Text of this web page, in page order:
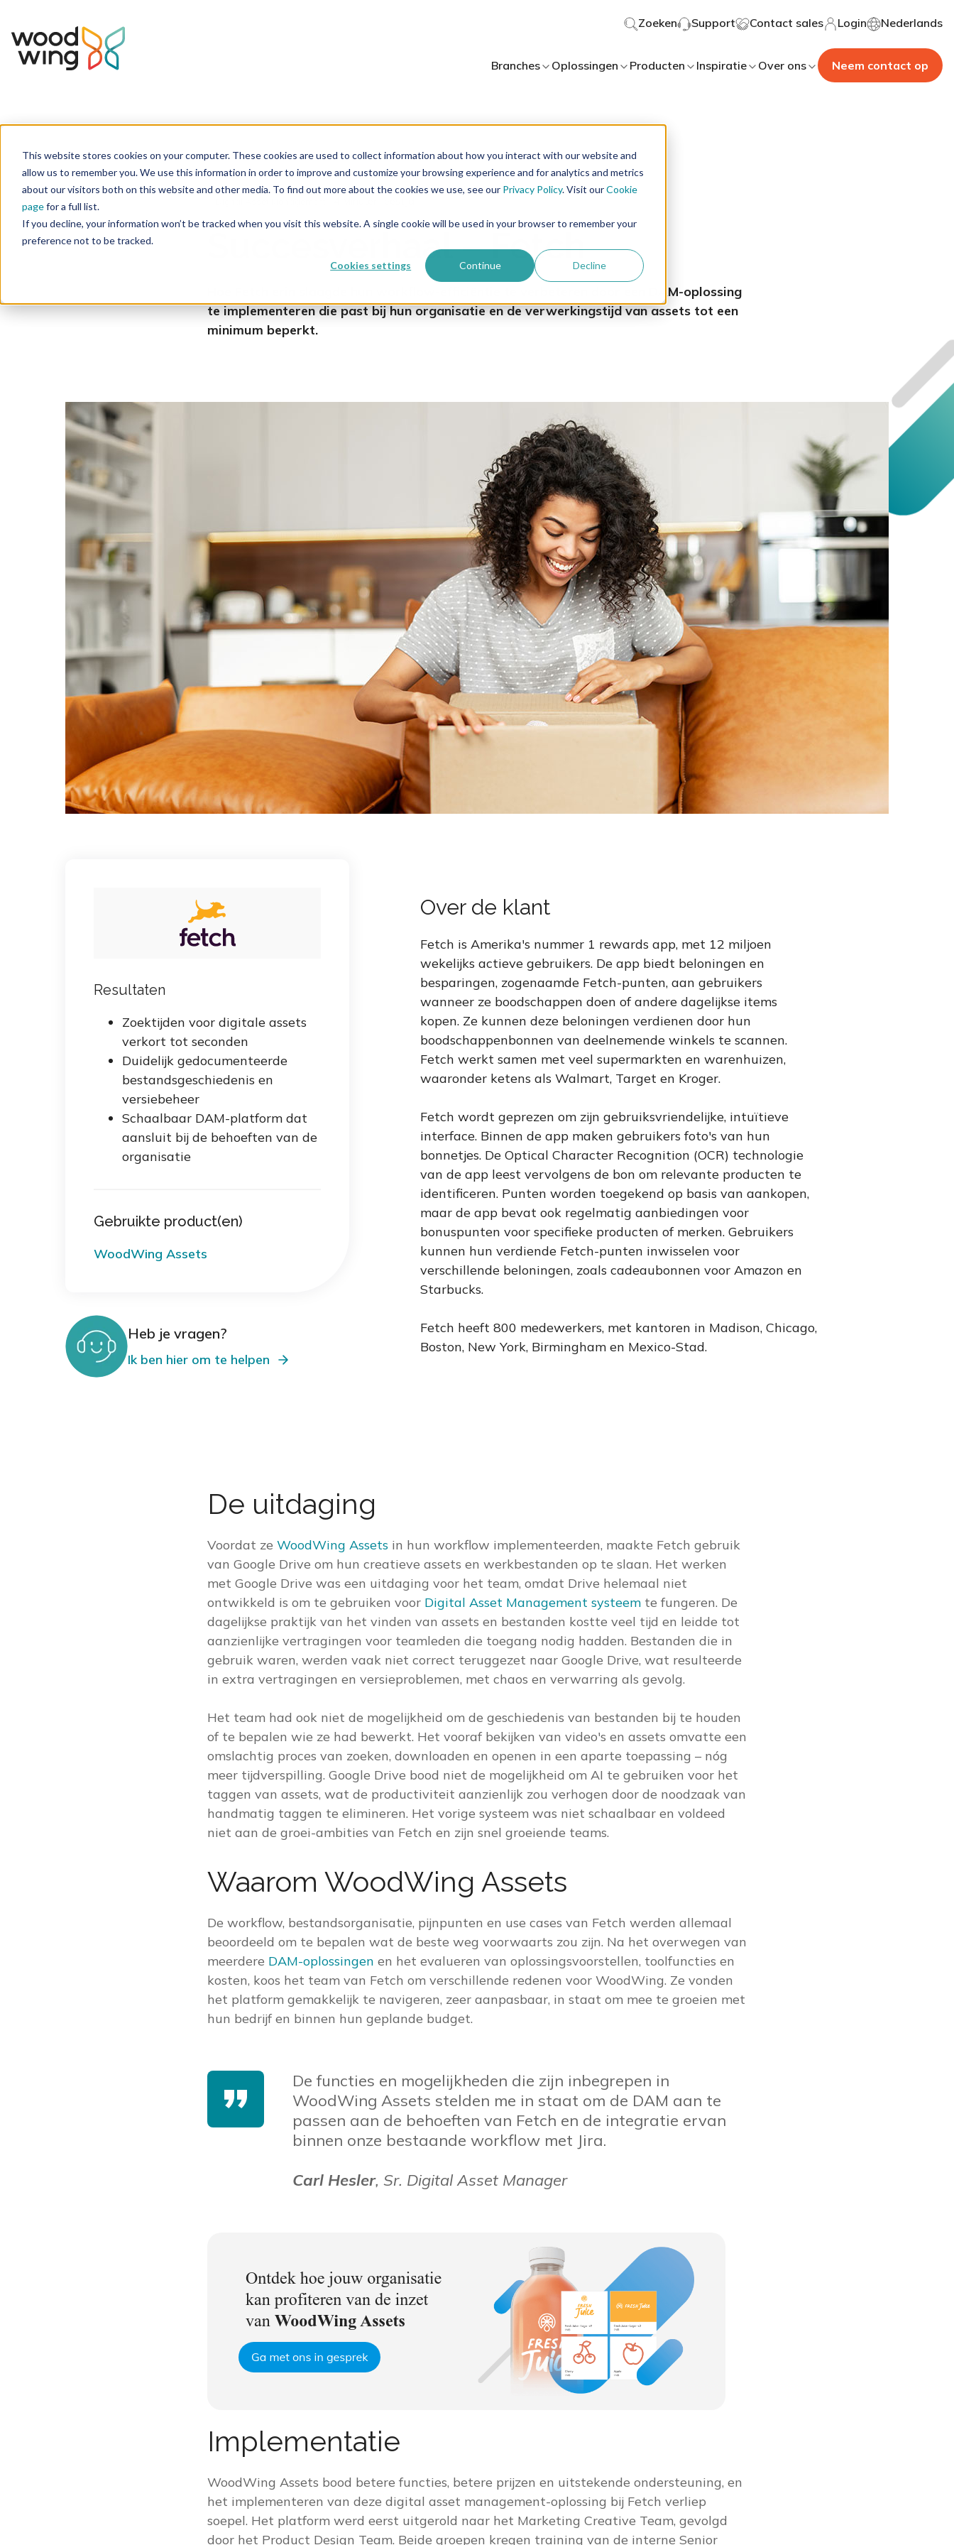
This website stores cookies on your computer. These cookies are used to collect information about how you interact with our website and
allow us to remember you. We use this information in order to improve and customize your browsing experience and for analytics and metrics
about our visitors both on this website and other media. To find out more about the cookies we use, see our Privacy Policy. Visit ourCookie
pagefor a full list.
If you decline, your information won’t be tracked when you visit this website. A single cookie will be used in your browser to remember your
preference not to be tracked.
Cookies settings Continue Decline
Zoeken Support Contact sales Login Nederlands
Branches Oplossingen Producten Inspiratie Over ons Neem contact op
Home Inspiratie Succesverhalen
Succesverhaal – Fetch
Hoe Fetch erin slaagde hun workflow-efficiëntie te verbeteren door een DAM-oplossing
te implementeren die past bij hun organisatie en de verwerkingstijd van assets tot een
minimum beperkt.
Resultaten
Zoektijden voor digitale assets
verkort tot seconden
Duidelijk gedocumenteerde
bestandsgeschiedenis en
versiebeheer
Schaalbaar DAM-platform dat
aansluit bij de behoeften van de
organisatie
Gebruikte product(en)
WoodWing Assets
Heb je vragen?
Ik ben hier om te helpen
Over de klant
Fetch is Amerika's nummer 1 rewards app, met 12 miljoen
wekelijks actieve gebruikers. De app biedt beloningen en
besparingen, zogenaamde Fetch-punten, aan gebruikers
wanneer ze boodschappen doen of andere dagelijkse items
kopen. Ze kunnen deze beloningen verdienen door hun
boodschappenbonnen van deelnemende winkels te scannen.
Fetch werkt samen met veel supermarkten en warenhuizen,
waaronder ketens als Walmart, Target en Kroger.
Fetch wordt geprezen om zijn gebruiksvriendelijke, intuïtieve
interface. Binnen de app maken gebruikers foto's van hun
bonnetjes. De Optical Character Recognition (OCR) technologie
van de app leest vervolgens de bon om relevante producten te
identificeren. Punten worden toegekend op basis van aankopen,
maar de app bevat ook regelmatig aanbiedingen voor
bonuspunten voor specifieke producten of merken. Gebruikers
kunnen hun verdiende Fetch-punten inwisselen voor
verschillende beloningen, zoals cadeaubonnen voor Amazon en
Starbucks.
Fetch heeft 800 medewerkers, met kantoren in Madison, Chicago,
Boston, New York, Birmingham en Mexico-Stad.
De uitdaging
Voordat ze WoodWing Assets in hun workflow implementeerden, maakte Fetch gebruik
van Google Drive om hun creatieve assets en werkbestanden op te slaan. Het werken
met Google Drive was een uitdaging voor het team, omdat Drive helemaal niet
ontwikkeld is om te gebruiken voor Digital Asset Management systeem te fungeren. De
dagelijkse praktijk van het vinden van assets en bestanden kostte veel tijd en leidde tot
aanzienlijke vertragingen voor teamleden die toegang nodig hadden. Bestanden die in
gebruik waren, werden vaak niet correct teruggezet naar Google Drive, wat resulteerde
in extra vertragingen en versieproblemen, met chaos en verwarring als gevolg.
Het team had ook niet de mogelijkheid om de geschiedenis van bestanden bij te houden
of te bepalen wie ze had bewerkt. Het vooraf bekijken van video's en assets omvatte een
omslachtig proces van zoeken, downloaden en openen in een aparte toepassing – nóg
meer tijdverspilling. Google Drive bood niet de mogelijkheid om AI te gebruiken voor het
taggen van assets, wat de productiviteit aanzienlijk zou verhogen door de noodzaak van
handmatig taggen te elimineren. Het vorige systeem was niet schaalbaar en voldeed
niet aan de groei-ambities van Fetch en zijn snel groeiende teams.
Waarom WoodWing Assets
De workflow, bestandsorganisatie, pijnpunten en use cases van Fetch werden allemaal
beoordeeld om te bepalen wat de beste weg voorwaarts zou zijn. Na het overwegen van
meerdere DAM-oplossingen en het evalueren van oplossingsvoorstellen, toolfuncties en
kosten, koos het team van Fetch om verschillende redenen voor WoodWing. Ze vonden
het platform gemakkelijk te navigeren, zeer aanpasbaar, in staat om mee te groeien met
hun bedrijf en binnen hun geplande budget.
De functies en mogelijkheden die zijn inbegrepen in
WoodWing Assets stelden me in staat om de DAM aan te
passen aan de behoeften van Fetch en de integratie ervan
binnen onze bestaande workflow met Jira.
Carl Hesler, Sr. Digital Asset Manager
Implementatie
WoodWing Assets bood betere functies, betere prijzen en uitstekende ondersteuning, en
het implementeren van deze digital asset management-oplossing bij Fetch verliep
soepel. Het platform werd eerst uitgerold naar het Marketing Creative Team, gevolgd
door het Product Design Team. Beide groepen kregen training van de interne Senior